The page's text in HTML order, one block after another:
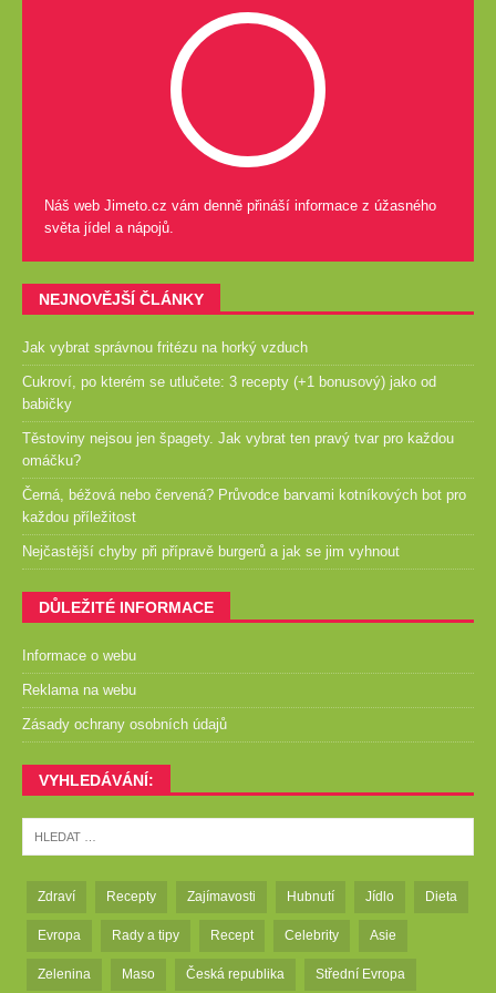
Náš web Jimeto.cz vám denně přináší informace z úžasného
světa jídel a nápojů.
NEJNOVĚJŠÍ ČLÁNKY
Jak vybrat správnou fritézu na horký vzduch
Cukroví, po kterém se utlučete: 3 recepty (+1 bonusový) jako od
babičky
Těstoviny nejsou jen špagety. Jak vybrat ten pravý tvar pro každou
omáčku?
Černá, béžová nebo červená? Průvodce barvami kotníkových bot pro
každou příležitost
Nejčastější chyby při přípravě burgerů a jak se jim vyhnout
DŮLEŽITÉ INFORMACE
Informace o webu
Reklama na webu
Zásady ochrany osobních údajů
VYHLEDÁVÁNÍ:
Zdraví Recepty Zajímavosti Hubnutí Jídlo Dieta
Evropa Rady a tipy Recept Celebrity Asie
Zelenina Maso Česká republika Střední Evropa